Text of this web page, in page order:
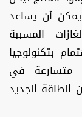
يمكن أن يساعد
المسببة
بتكنولوجيا
متسارعة في
الطاقة الجديد